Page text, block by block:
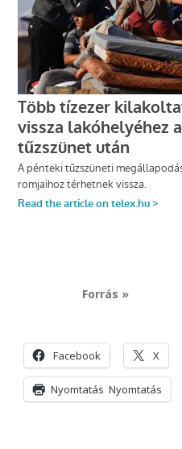
Forrás »
Facebook X
Nyomtatás Nyomtatás